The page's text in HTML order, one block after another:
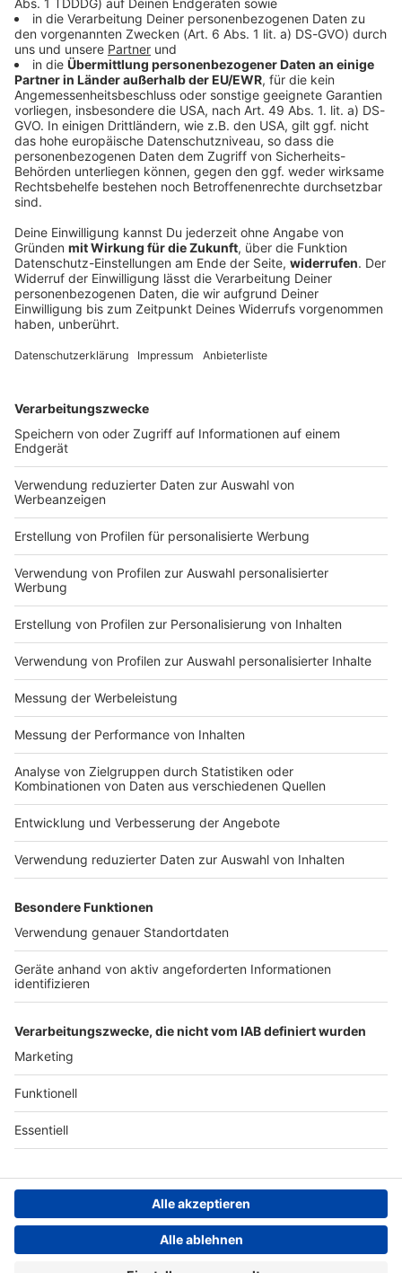
Bayern
Ein Toter und sechs Verletzte bei Unfall mit
Transporter
Ein Kleintransporter kommt von der Straße ab und
überschlägt sich. Einer der sieben Insassen stirbt,
DEINE GEMERKTEN ARTIKEL
Du hast dir noch keine Artikel gemerkt
Markiere sie hierfür mit einem
Impressum
Nutzungsbedingungen
Jobs
Presse
Werben
Archiv
ANTENNE BAYERN GROUP
Stiftung ANTENNE BAYERN
hilft
Teilnahmebedingungen
Grounding Page ANTENNE
BAYERN
Kontakt
Studio-Hotline
Verkehrs-Hotline
Datenschutz­erklärung
einstellungen
Persönliche Datenkontrolle
Newsletter